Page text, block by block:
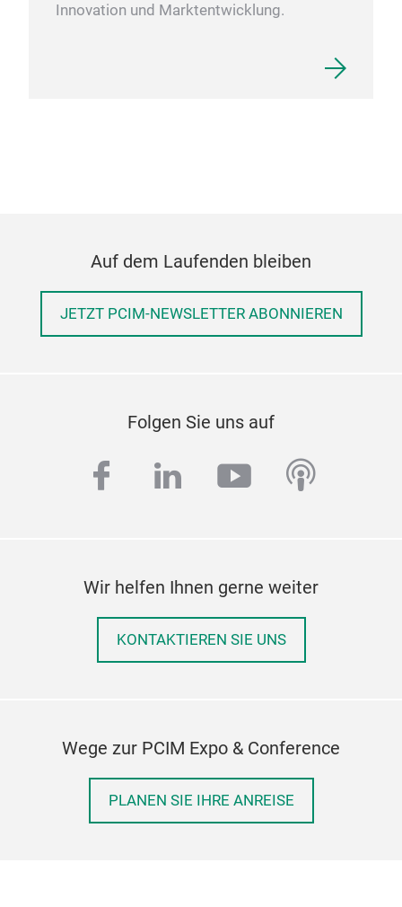
Innovation und Marktentwicklung.
Auf dem Laufenden bleiben
JETZT PCIM-NEWSLETTER ABONNIEREN
Folgen Sie uns auf
facebook
linkedinyoutube
Wir helfen Ihnen gerne weiter
KONTAKTIEREN SIE UNS
Wege zur PCIM Expo & Conference
PLANEN SIE IHRE ANREISE